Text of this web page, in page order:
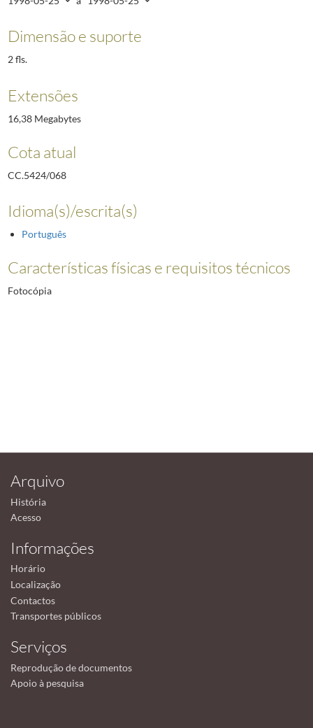
Dimensão e suporte
2 fls.
Extensões
16,38 Megabytes
Cota atual
CC.5424/068
Idioma(s)/escrita(s)
Português
Características físicas e requisitos técnicos
Fotocópia
Arquivo
História
Acesso
Informações
Horário
Localização
Contactos
Transportes públicos
Serviços
Reprodução de documentos
Apoio à pesquisa